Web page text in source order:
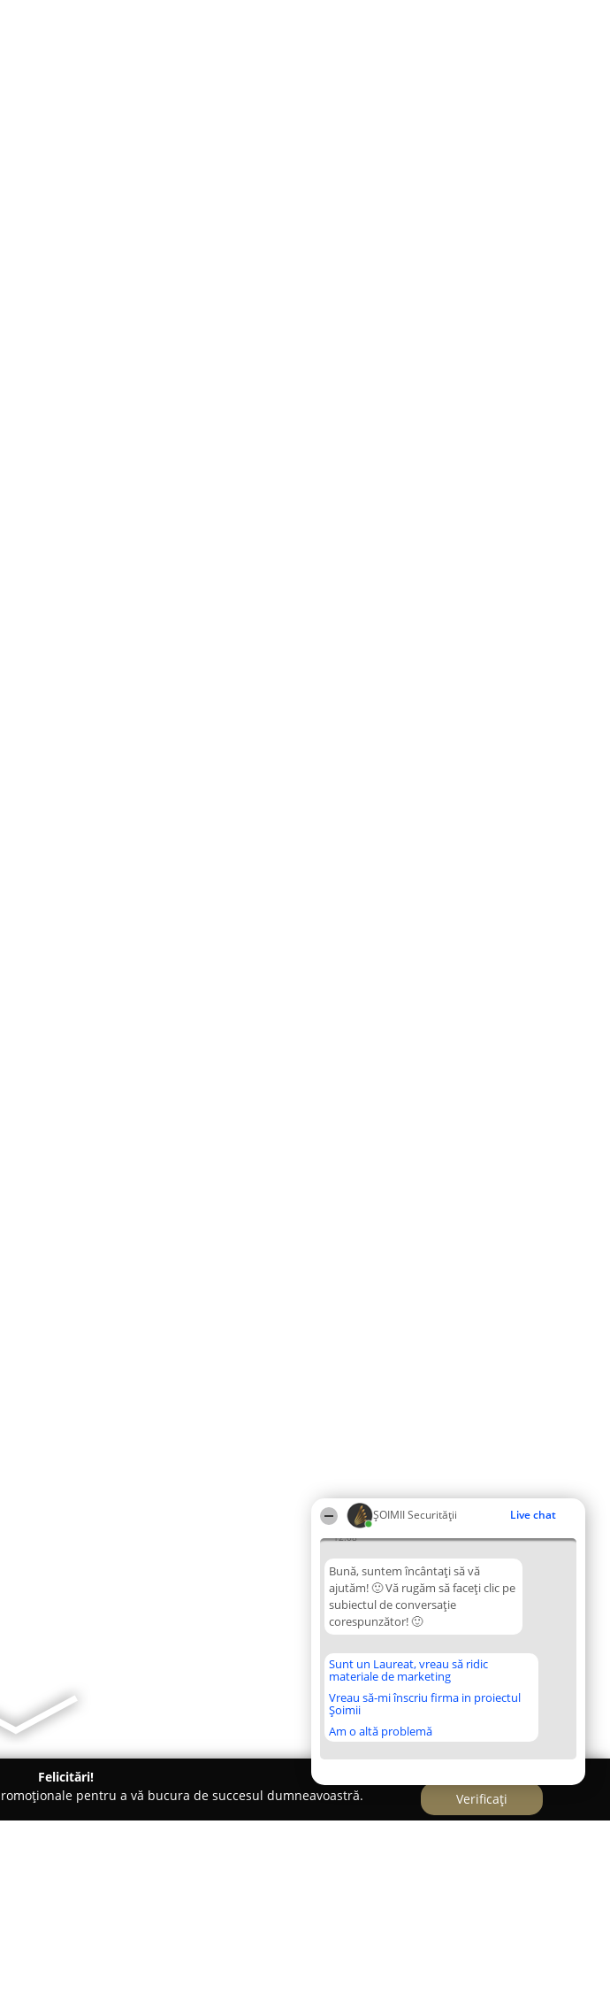
ȘOIMII Securității Live chat
12:08
Bună, suntem încântați să vă
ajutăm! 🙂 Vă rugăm să faceți clic pe
subiectul de conversație
corespunzător! 🙂
Sunt un Laureat, vreau să ridic
materiale de marketing
Vreau să-mi înscriu firma in proiectul
Șoimii
Am o altă problemă
Felicitări!
pentru a vă bucura de succesul dumneavoastră.
Verificați